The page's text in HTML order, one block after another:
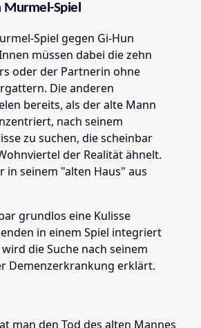
Murmel-Spiel
Spiel gegen Gi-Hun
müssen dabei die zehn
oder der Partnerin ohne
Die anderen
bereits, als der alte Mann
nach seinem
zu suchen, die scheinbar
der Realität ähnelt.
in seinem "alten Haus" aus
grundlos eine Kulisse
in einem Spiel integriert
die Suche nach seinem
Demenzerkrankung erklärt.
man den Tod des alten Mannes